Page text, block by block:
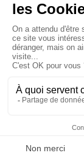
Une fois
discuter avec
que vous
Votre